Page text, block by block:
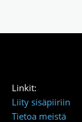
Linkit:
Liity sisäpiiriin
Tietoa meistä